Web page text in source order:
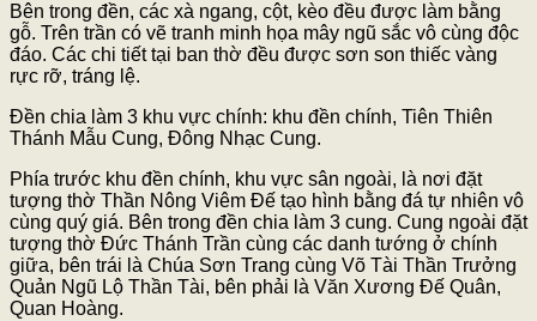
Bên trong đền, các xà ngang, cột, kèo đều được làm bằng
gỗ. Trên trần có vẽ tranh minh họa mây ngũ sắc vô cùng độc
đáo. Các chi tiết tại ban thờ đều được sơn son thiếc vàng
rực rỡ, tráng lệ.
Đền chia làm 3 khu vực chính: khu đền chính, Tiên Thiên
Thánh Mẫu Cung, Đông Nhạc Cung.
Phía trước khu đền chính, khu vực sân ngoài, là nơi đặt
tượng thờ Thần Nông Viêm Đế tạo hình bằng đá tự nhiên vô
cùng quý giá. Bên trong đền chia làm 3 cung. Cung ngoài đặt
tượng thờ Đức Thánh Trần cùng các danh tướng ở chính
giữa, bên trái là Chúa Sơn Trang cùng Võ Tài Thần Trưởng
Quản Ngũ Lộ Thần Tài, bên phải là Văn Xương Đế Quân,
Quan Hoàng.